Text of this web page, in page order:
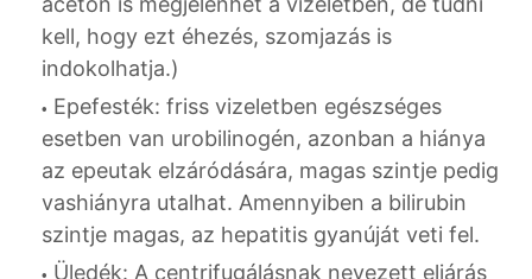
kell, hogy ezt éhezés, szomjazás is
indokolhatja.)
Epefesték: friss vizeletben egészséges
esetben van urobilinogén, azonban a hiánya
az epeutak elzáródására, magas szintje pedig
vashiányra utalhat. Amennyiben a bilirubin
szintje magas, az hepatitis gyanúját veti fel.
Üledék: A centrifugálásnak nevezett eljárás